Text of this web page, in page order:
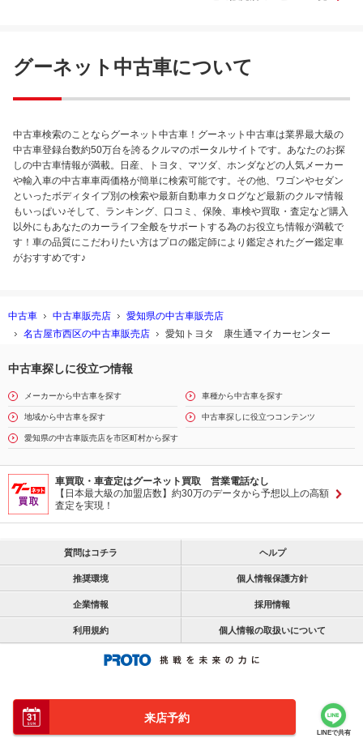
来店予約
LINEで共有
グーネット中古車について
中古車検索のことならグーネット中古車！グーネット中古車は業界最大級の
中古車登録台数約50万台を誇るクルマのポータルサイトです。あなたのお探
しの中古車情報が満載。日産、トヨタ、マツダ、ホンダなどの人気メーカー
や輸入車の中古車車両価格が簡単に検索可能です。その他、ワゴンやセダン
といったボディタイプ別の検索や最新自動車カタログなど最新のクルマ情報
もいっぱい♪そして、ランキング、口コミ、保険、車検や買取・査定など購入
以外にもあなたのカーライフ全般をサポートする為のお役立ち情報が満載で
す！車の品質にこだわりたい方はプロの鑑定師により鑑定されたグー鑑定車
がおすすめです♪
中古車 中古車販売店
愛知県の中古車販売店
名古屋市西区の中古車販売店
愛知トヨタ 康生通マイカーセンター
中古車探しに役立つ情報
メーカーから中古車を探す 車種から中古車を探す
地域から中古車を探す 中古車探しに役立つコンテンツ
愛知県の中古車販売店を市区町村から探す
車買取・車査定はグーネット買取 営業電話なし
【日本最大級の加盟店数】約30万のデータから予想以上の高額
査定を実現！
質問はコチラ ヘルプ
推奨環境 個人情報保護方針
企業情報 採用情報
利用規約 個人情報の取扱いについて